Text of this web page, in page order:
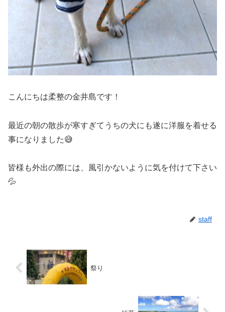
こんにちは柔整の金井島です！
最近の朝の散歩が寒すぎてうちの犬にも遂に洋服を着せる
事になりました😅
皆様も外出の際には、風引かないように気を付けて下さい
💦
staff
祭り